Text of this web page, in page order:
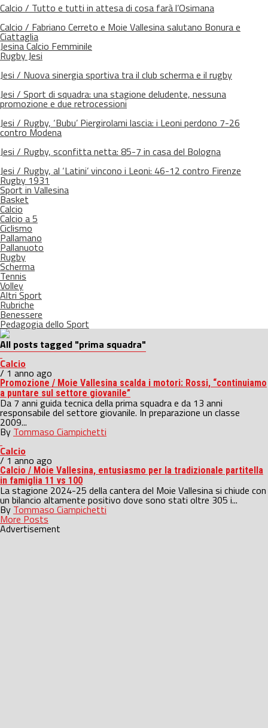
Calcio / Tutto e tutti in attesa di cosa farà l’Osimana
Calcio / Fabriano Cerreto e Moie Vallesina salutano Bonura e
Ciattaglia
Jesina Calcio Femminile
Rugby Jesi
Jesi / Nuova sinergia sportiva tra il club scherma e il rugby
Jesi / Sport di squadra: una stagione deludente, nessuna
promozione e due retrocessioni
Jesi / Rugby, ‘Bubu’ Piergirolami lascia: i Leoni perdono 7-26
contro Modena
Jesi / Rugby, sconfitta netta: 85-7 in casa del Bologna
Jesi / Rugby, al ‘Latini’ vincono i Leoni: 46-12 contro Firenze
Rugby 1931
Sport in Vallesina
Basket
Calcio
Calcio a 5
Ciclismo
Pallamano
Pallanuoto
Rugby
Scherma
Tennis
Volley
Altri Sport
Rubriche
Benessere
Pedagogia dello Sport
All posts tagged "prima squadra"
Calcio
/ 1 anno ago
Promozione / Moie Vallesina scalda i motori: Rossi, “continuiamo
a puntare sul settore giovanile”
Da 7 anni guida tecnica della prima squadra e da 13 anni
responsabile del settore giovanile. In preparazione un classe
2009...
By Tommaso Ciampichetti
Calcio
/ 1 anno ago
Calcio / Moie Vallesina, entusiasmo per la tradizionale partitella
in famiglia 11 vs 100
La stagione 2024-25 della cantera del Moie Vallesina si chiude con
un bilancio altamente positivo dove sono stati oltre 305 i...
By Tommaso Ciampichetti
More Posts
Advertisement